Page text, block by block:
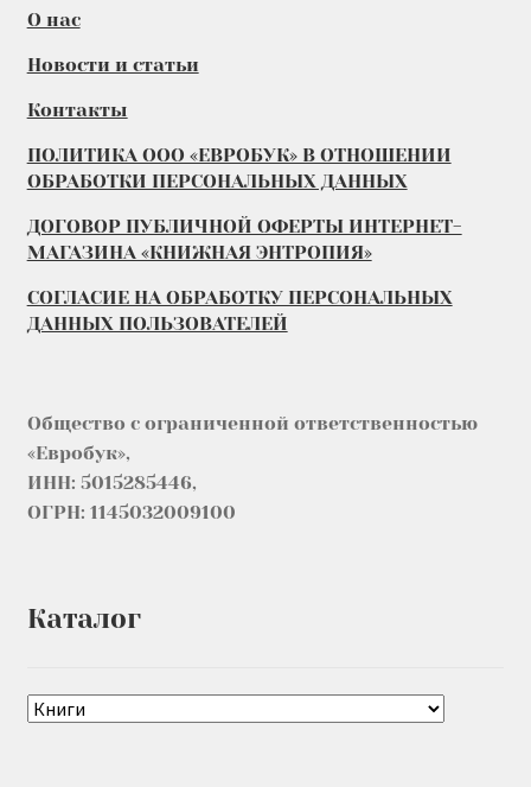
О нас
Новости и статьи
Контакты
ПОЛИТИКА ООО «ЕВРОБУК» В ОТНОШЕНИИ
ОБРАБОТКИ ПЕРСОНАЛЬНЫХ ДАННЫХ
ДОГОВОР ПУБЛИЧНОЙ ОФЕРТЫ ИНТЕРНЕТ-
МАГАЗИНА «КНИЖНАЯ ЭНТРОПИЯ»
СОГЛАСИЕ НА ОБРАБОТКУ ПЕРСОНАЛЬНЫХ
ДАННЫХ ПОЛЬЗОВАТЕЛЕЙ
Общество с ограниченной ответственностью
«Евробук»,
ИНН: 5015285446,
ОГРН: 1145032009100
Каталог